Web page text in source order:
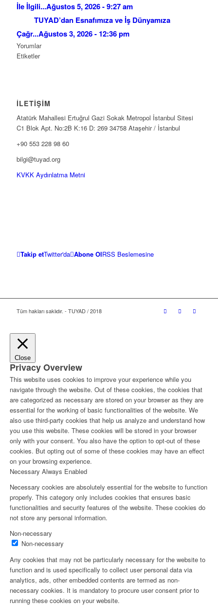
İle İlgili...Ağustos 5, 2026 - 9:27 am
TUYAD’dan Esnafımıza ve İş Dünyamıza
Çağr...Ağustos 3, 2026 - 12:36 pm
Yorumlar
Etiketler
İLETİŞİM
Atatürk Mahallesi Ertuğrul Gazi Sokak Metropol İstanbul Sitesi
C1 Blok Apt. No:2B K:16 D: 269 34758 Ataşehir / İstanbul
+90 553 228 98 60
bilgi@tuyad.org
KVKK Aydınlatma Metni
Takip etTwitter'da Abone OlRSS Beslemesine
Tüm hakları saklıdır. - TUYAD / 2018
Close
Privacy Overview
This website uses cookies to improve your experience while you
navigate through the website. Out of these cookies, the cookies that
are categorized as necessary are stored on your browser as they are
essential for the working of basic functionalities of the website. We
also use third-party cookies that help us analyze and understand how
you use this website. These cookies will be stored in your browser
only with your consent. You also have the option to opt-out of these
cookies. But opting out of some of these cookies may have an effect
on your browsing experience.
Necessary Always Enabled
Necessary cookies are absolutely essential for the website to function
properly. This category only includes cookies that ensures basic
functionalities and security features of the website. These cookies do
not store any personal information.
Non-necessary
Non-necessary
Any cookies that may not be particularly necessary for the website to
function and is used specifically to collect user personal data via
analytics, ads, other embedded contents are termed as non-
necessary cookies. It is mandatory to procure user consent prior to
running these cookies on your website.